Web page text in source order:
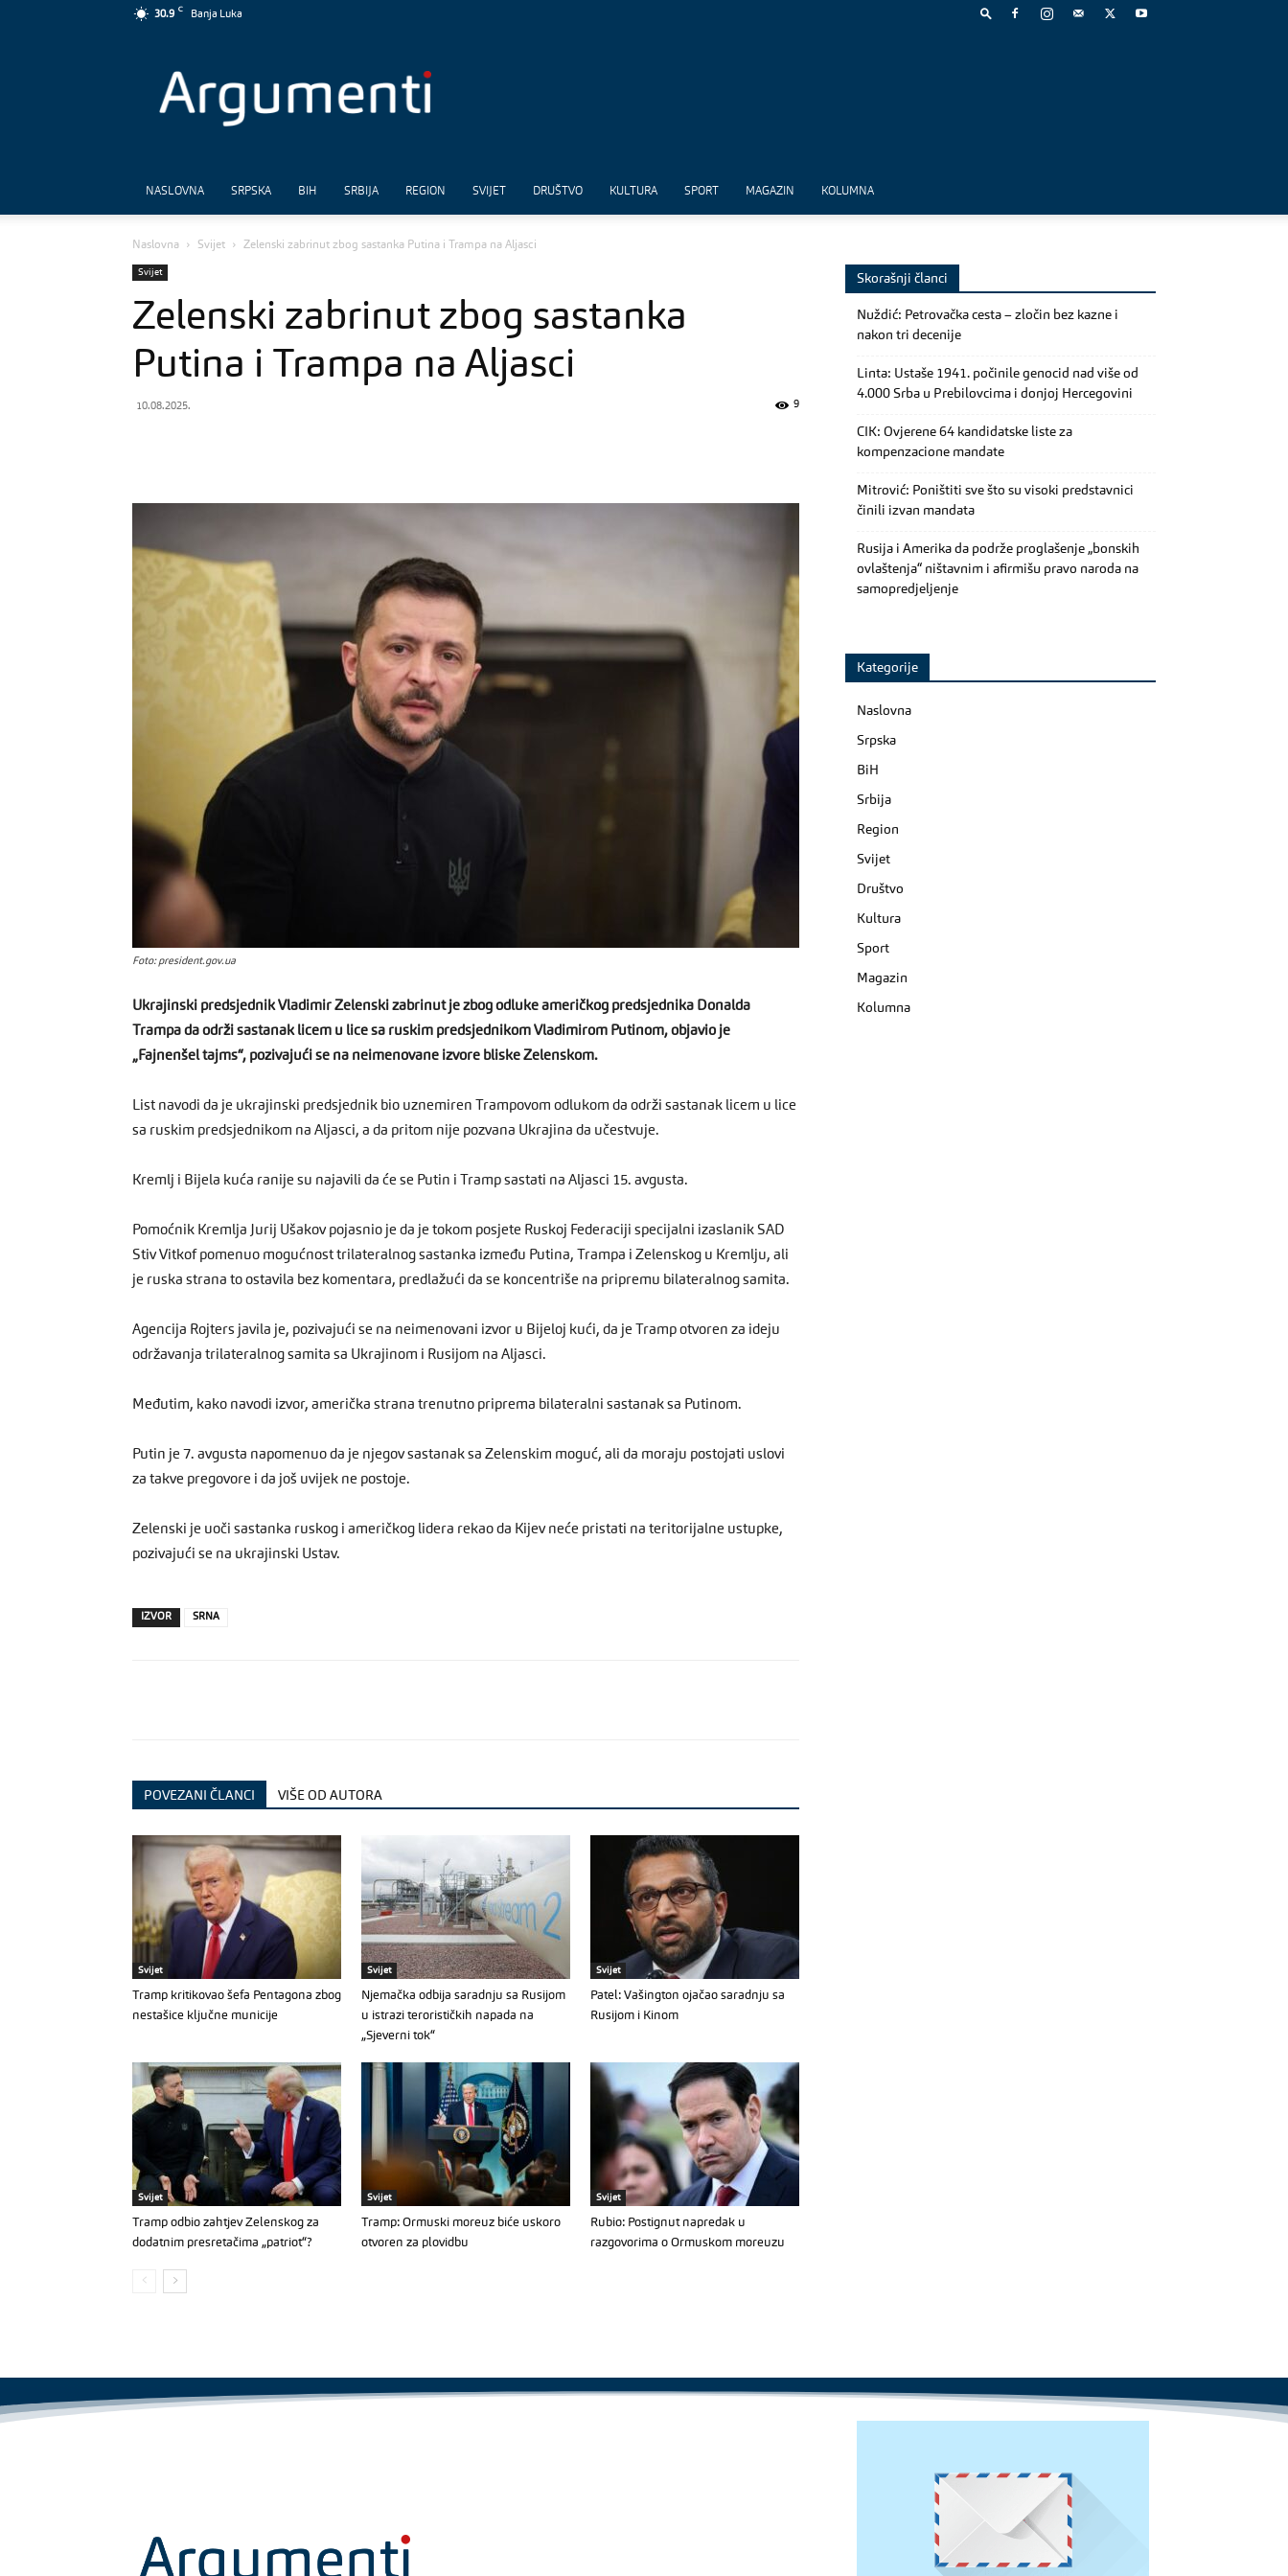
30.9
C
Banja Luka
NASLOVNA SRPSKA BIH SRBIJA REGION SVIJET DRUŠTVO KULTURA SPORT MAGAZIN KOLUMNA
Naslovna Svijet Zelenski zabrinut zbog sastanka Putina i Trampa na Aljasci
Svijet
Zelenski zabrinut zbog sastanka
Putina i Trampa na Aljasci
10.08.2025. 9
Foto: president.gov.ua
Ukrajinski predsjednik Vladimir Zelenski zabrinut je zbog odluke američkog predsjednika Donalda
Trampa da održi sastanak licem u lice sa ruskim predsjednikom Vladimirom Putinom, objavio je
„Fajnenšel tajms“, pozivajući se na neimenovane izvore bliske Zelenskom.
List navodi da je ukrajinski predsjednik bio uznemiren Trampovom odlukom da održi sastanak licem u lice
sa ruskim predsjednikom na Aljasci, a da pritom nije pozvana Ukrajina da učestvuje.
Kremlj i Bijela kuća ranije su najavili da će se Putin i Tramp sastati na Aljasci 15. avgusta.
Pomoćnik Kremlja Jurij Ušakov pojasnio je da je tokom posjete Ruskoj Federaciji specijalni izaslanik SAD
Stiv Vitkof pomenuo mogućnost trilateralnog sastanka između Putina, Trampa i Zelenskog u Kremlju, ali
je ruska strana to ostavila bez komentara, predlažući da se koncentriše na pripremu bilateralnog samita.
Agencija Rojters javila je, pozivajući se na neimenovani izvor u Bijeloj kući, da je Tramp otvoren za ideju
održavanja trilateralnog samita sa Ukrajinom i Rusijom na Aljasci.
Međutim, kako navodi izvor, američka strana trenutno priprema bilateralni sastanak sa Putinom.
Putin je 7. avgusta napomenuo da je njegov sastanak sa Zelenskim moguć, ali da moraju postojati uslovi
za takve pregovore i da još uvijek ne postoje.
Zelenski je uoči sastanka ruskog i američkog lidera rekao da Kijev neće pristati na teritorijalne ustupke,
pozivajući se na ukrajinski Ustav.
IZVOR SRNA
POVEZANI ČLANCI VIŠE OD AUTORA
Svijet
Tramp kritikovao šefa Pentagona zbog
nestašice ključne municije
Svijet
Njemačka odbija saradnju sa Rusijom
u istrazi terorističkih napada na
„Sjeverni tok“
Svijet
Patel: Vašington ojačao saradnju sa
Rusijom i Kinom
Svijet
Tramp odbio zahtjev Zelenskog za
dodatnim presretačima „patriot“?
Svijet
Tramp: Ormuski moreuz biće uskoro
otvoren za plovidbu
Svijet
Rubio: Postignut napredak u
razgovorima o Ormuskom moreuzu
Skorašnji članci
Nuždić: Petrovačka cesta – zločin bez kazne i
nakon tri decenije
Linta: Ustaše 1941. počinile genocid nad više od
4.000 Srba u Prebilovcima i donjoj Hercegovini
CIK: Ovjerene 64 kandidatske liste za
kompenzacione mandate
Mitrović: Poništiti sve što su visoki predstavnici
činili izvan mandata
Rusija i Amerika da podrže proglašenje „bonskih
ovlaštenja“ ništavnim i afirmišu pravo naroda na
samopredjeljenje
Kategorije
Naslovna
Srpska
BiH
Srbija
Region
Svijet
Društvo
Kultura
Sport
Magazin
Kolumna